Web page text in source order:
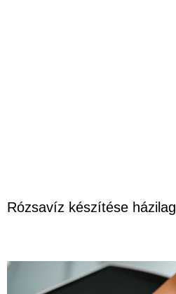
Rózsavíz készítése házilag